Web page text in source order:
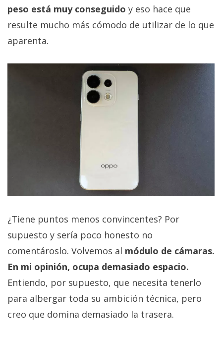
peso está muy conseguido y eso hace que
resulte mucho más cómodo de utilizar de lo que
aparenta.
¿Tiene puntos menos convincentes? Por
supuesto y sería poco honesto no
comentároslo. Volvemos al módulo de cámaras.
En mi opinión, ocupa demasiado espacio.
Entiendo, por supuesto, que necesita tenerlo
para albergar toda su ambición técnica, pero
creo que domina demasiado la trasera.